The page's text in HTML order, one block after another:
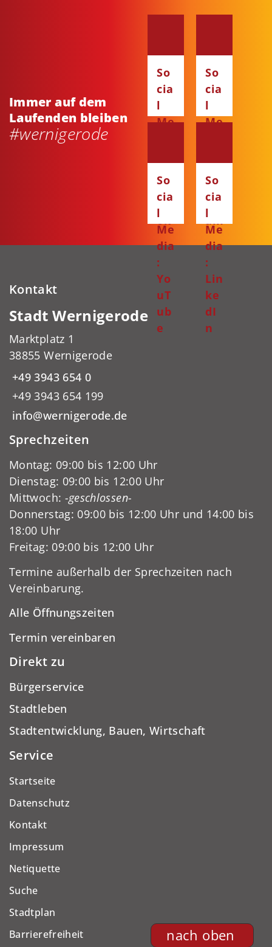
nach oben
Immer auf dem
Laufenden bleiben
#wernigerode
So
cia
l
Me
ce
bo
ok
So
cia
l
Me
ta
gr
am
So
cia
l
Me
dia
:
Yo
uT
ub
e
So
cia
l
Me
dia
:
Lin
ke
dI
n
Kontakt
Stadt Wernigerode
Marktplatz 1
38855 Wernigerode
+49 3943 654 0
+49 3943 654 199
info@wernigerode.de
Sprechzeiten
Montag: 09:00 bis 12:00 Uhr
Dienstag: 09:00 bis 12:00 Uhr
Mittwoch: -geschlossen-
Donnerstag: 09:00 bis 12:00 Uhr und 14:00 bis
18:00 Uhr
Freitag: 09:00 bis 12:00 Uhr
Termine außerhalb der Sprechzeiten nach
Vereinbarung.
Alle Öffnungszeiten
Termin vereinbaren
Direkt zu
Bürgerservice
Stadtleben
Stadtentwicklung, Bauen, Wirtschaft
Service
Startseite
Datenschutz
Kontakt
Impressum
Netiquette
Suche
Stadtplan
Barrierefreiheit